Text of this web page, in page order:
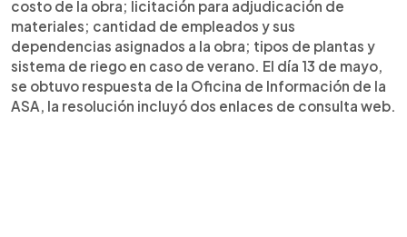
costo de la obra; licitación para adjudicación de
materiales; cantidad de empleados y sus
dependencias asignados a la obra; tipos de plantas y
sistema de riego en caso de verano. El día 13 de mayo,
se obtuvo respuesta de la Oficina de Información de la
ASA, la resolución incluyó dos enlaces de consulta web.